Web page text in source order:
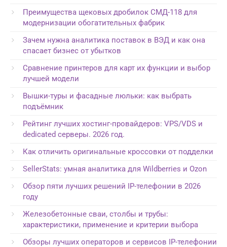
Преимущества щековых дробилок СМД-118 для
модернизации обогатительных фабрик
Зачем нужна аналитика поставок в ВЭД и как она
спасает бизнес от убытков
Сравнение принтеров для карт их функции и выбор
лучшей модели
Вышки-туры и фасадные люльки: как выбрать
подъёмник
Рейтинг лучших хостинг-провайдеров: VPS/VDS и
dedicated серверы. 2026 год.
Как отличить оригинальные кроссовки от подделки
SellerStats: умная аналитика для Wildberries и Ozon
Обзор пяти лучших решений IP-телефонии в 2026
году
Железобетонные сваи, столбы и трубы:
характеристики, применение и критерии выбора
Обзоры лучших операторов и сервисов IP-телефонии